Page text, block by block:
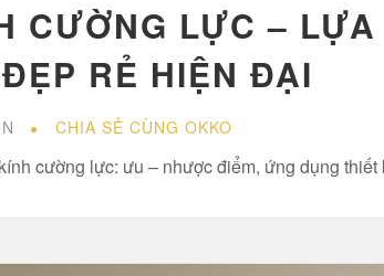
CƯỜNG LỰC –
RẺ HIỆN ĐẠI
CHIA SẺ CÙNG OKKO
cường lực: ưu – nhược điểm, ứng dụng